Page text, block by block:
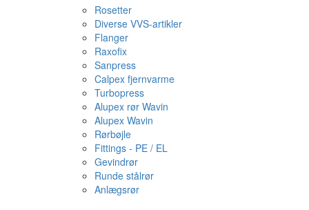
Rosetter
Diverse VVS-artikler
Flanger
Raxofix
Sanpress
Calpex fjernvarme
Turbopress
Alupex rør Wavin
Alupex Wavin
Rørbøjle
Fittings - PE / EL
Gevindrør
Runde stålrør
Anlægsrør